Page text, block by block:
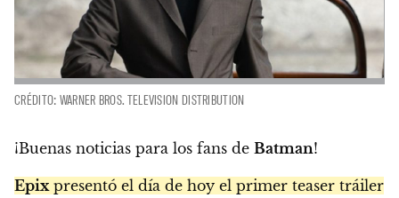
CRÉDITO: WARNER BROS. TELEVISION DISTRIBUTION
¡Buenas noticias para los fans de Batman!
Epix presentó el día de hoy el primer teaser tráiler